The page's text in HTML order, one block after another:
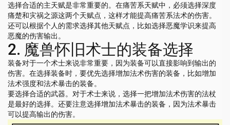
选择合适的主天赋是非常重要的。在痛苦系天赋中，必须选择深度
痛楚和灾祸之源这两个天赋点，这样才能提高痛苦系法术的伤害。
还可以根据个人的需求选择其他天赋点，比如选择恶魔学识来提高
恶魔的伤害输出。
2. 魔兽怀旧术士的装备选择
装备对于一个术士来说非常重要，因为装备可以直接影响到输出的
伤害。在选择装备时，要优先选择增加法术伤害的装备，比如增加
法术强度和法术暴击的装备。
要选择合适的武器。对于术士来说，选择一把增加法术伤害的法杖
是最好的选择。还要注意选择增加法术暴击的装备，因为法术暴击
可以提高输出的伤害。